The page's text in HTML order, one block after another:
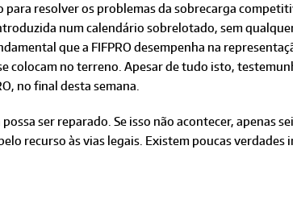
resolver os problemas da sobrecarga
num calendário sobrelotado, sem
que a FIFPRO desempenha na
colocam no terreno. Apesar de tudo isto,
no final desta semana.
ser reparado. Se isso não acontecer, apenas
recurso às vias legais. Existem poucas